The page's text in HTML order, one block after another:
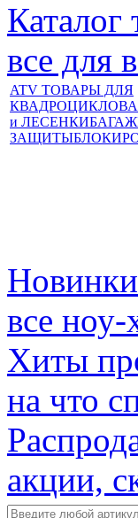
Каталог
все для
ATV ТОВАРЫ ДЛЯ
КВАДРОЦИКЛОВ
и ЛЕСЕНКИ
ЗАЩИТЫ
Новинки
все ноу-
Хиты
на что
акции,